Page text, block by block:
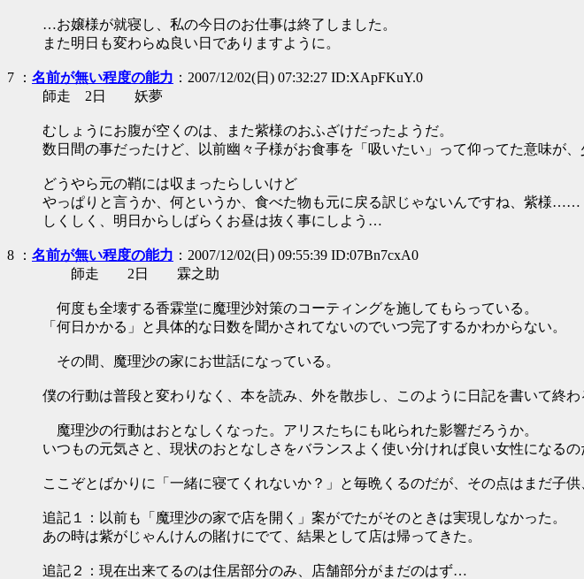
…お嬢様が就寝し、私の今日のお仕事は終了しました。
また明日も変わらぬ良い日でありますように。
7 ： 名前が無い程度の能力 ：2007/12/02(日) 07:32:27 ID:XApFKuY.0
師走 2日 妖夢
むしょうにお腹が空くのは、また紫様のおふざけだったようだ。
数日間の事だったけど、以前幽々子様がお食事を「吸いたい」って仰ってた意味が
どうやら元の鞘には収まったらしいけど
やっぱりと言うか、何というか、食べた物も元に戻る訳じゃないんですね、紫様……
しくしく、明日からしばらくお昼は抜く事にしよう…
8 ： 名前が無い程度の能力 ：2007/12/02(日) 09:55:39 ID:07Bn7cxA0
師走 2日 霖之助
何度も全壊する香霖堂に魔理沙対策のコーティングを施してもらっている。
「何日かかる」と具体的な日数を聞かされてないのでいつ完了するかわからない。
その間、魔理沙の家にお世話になっている。
僕の行動は普段と変わりなく、本を読み、外を散歩し、このように日記を書いて終わ
魔理沙の行動はおとなしくなった。アリスたちにも叱られた影響だろうか。
いつもの元気さと、現状のおとなしさをバランスよく使い分ければ良い女性になるの
ここぞとばかりに「一緒に寝てくれないか？」と毎晩くるのだが、その点はまだ子供
追記１：以前も「魔理沙の家で店を開く」案がでたがそのときは実現しなかった。
あの時は紫がじゃんけんの賭けにでて、結果として店は帰ってきた。
追記２：現在出来てるのは住居部分のみ、店舗部分がまだのはず…